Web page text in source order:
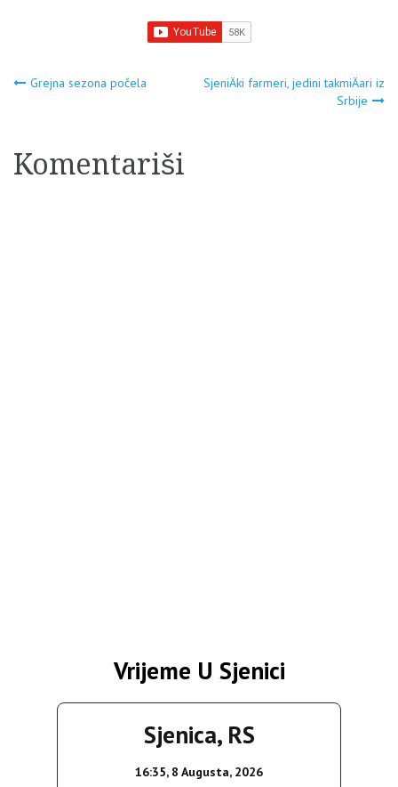
Navigacija
Grejna sezona počela
SjeniÄki farmeri, jedini takmiÄari iz
Srbije
Komentariši
Vrijeme U Sjenici
Sjenica, RS
16:35, 8 Augusta, 2026